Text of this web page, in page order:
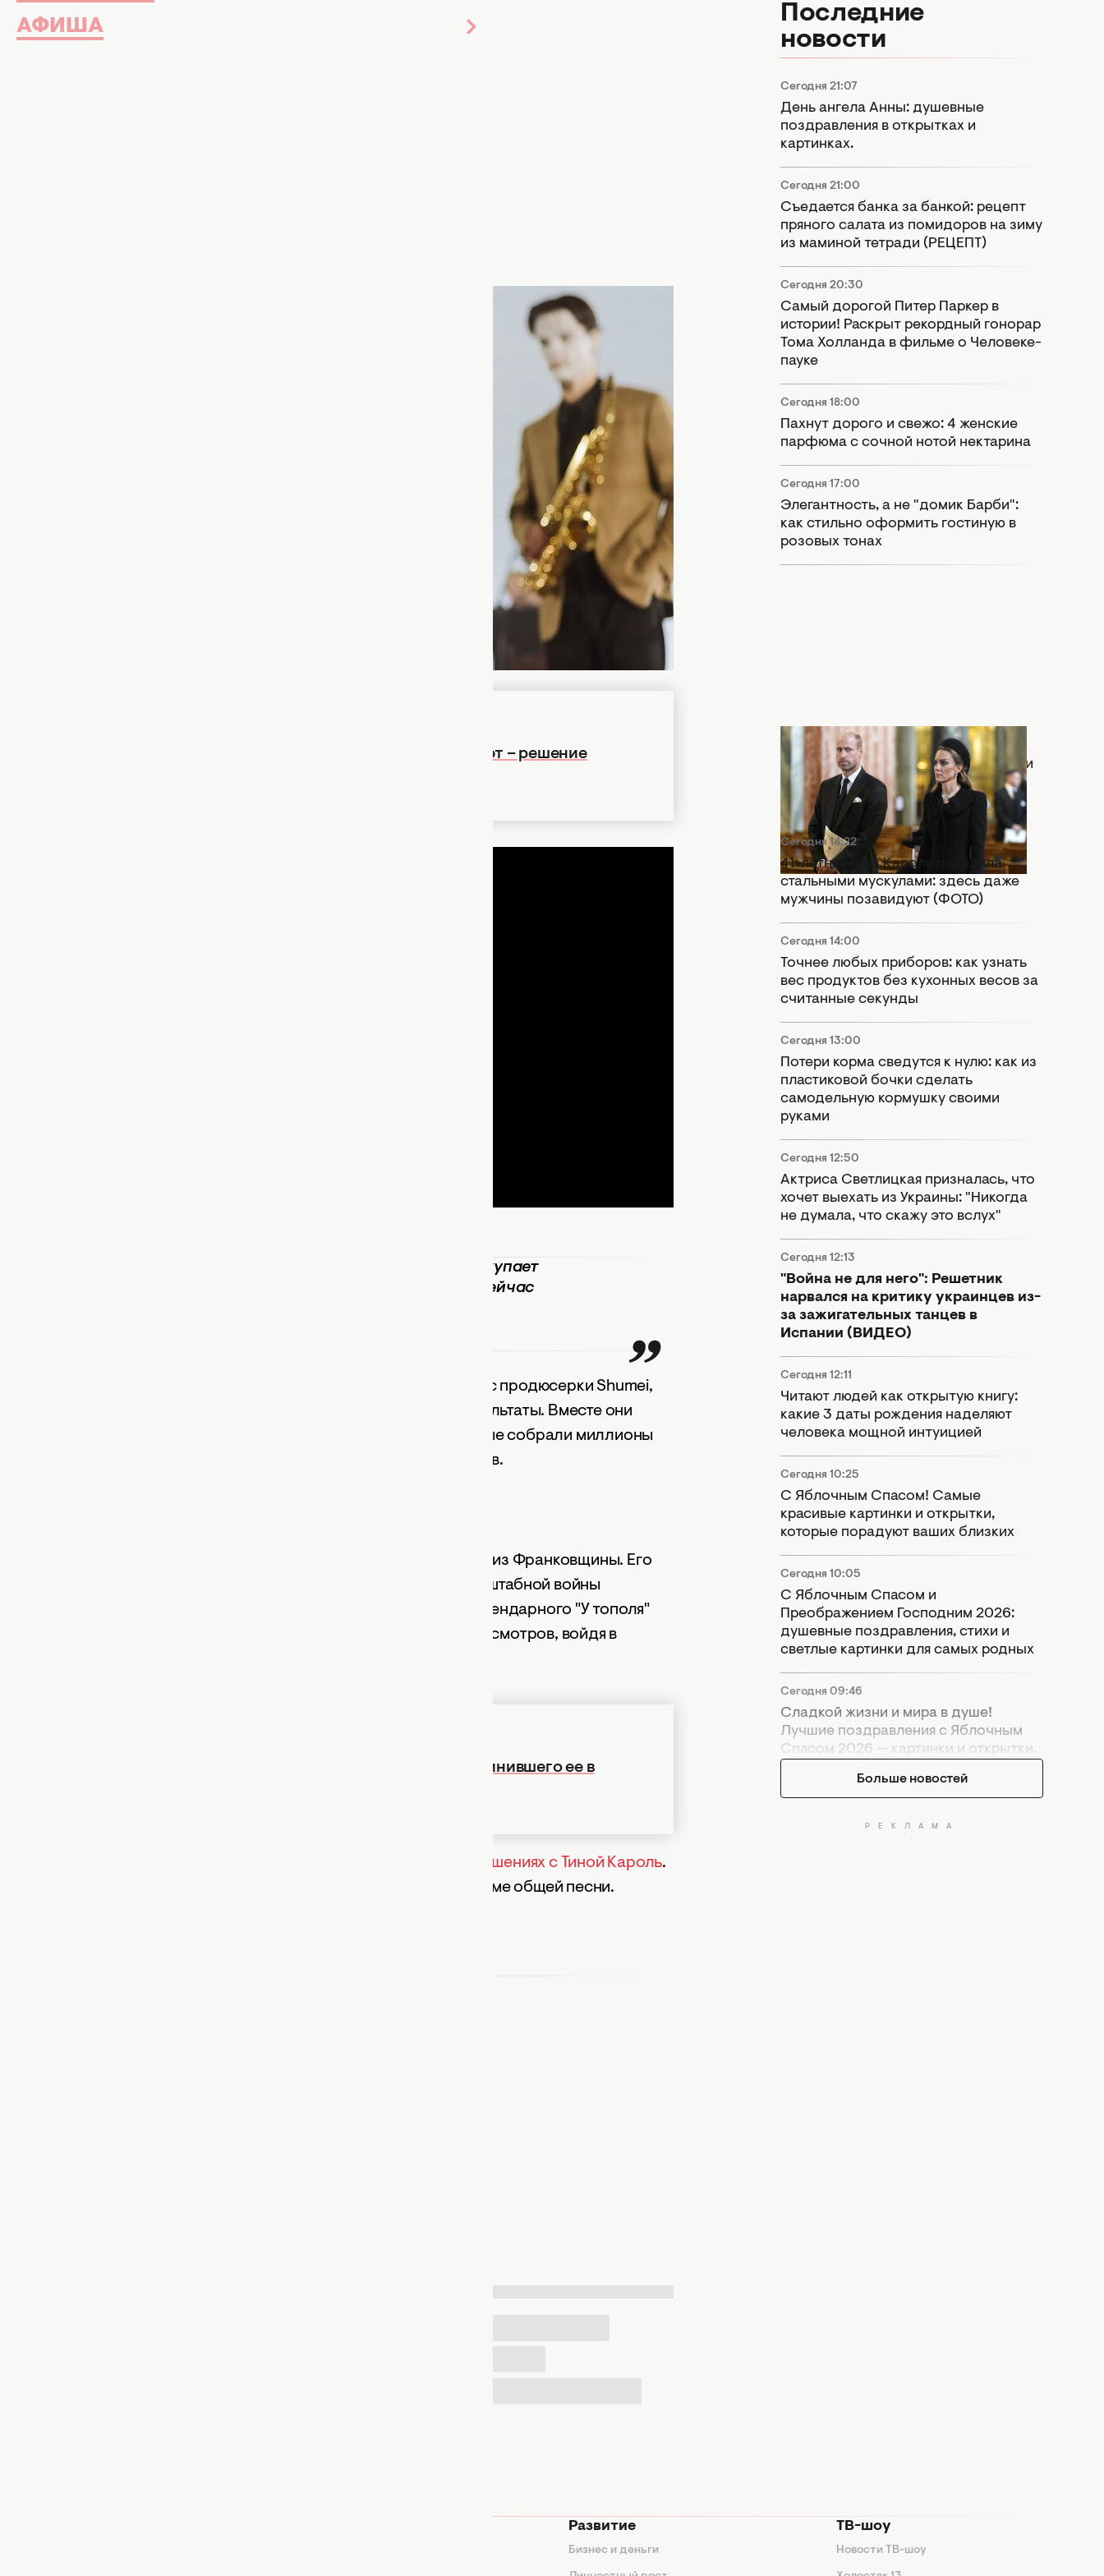
АФИША
Оказалось, что Тина Кароль тайно помогает строить карьеру молодому
рассказала, звали ее стать
давно известна не только своим сильным голосом, но и
В недавнем выпуске шоу "Больные темы" известный композитор Евгений
Рыбчинский, сын легендарного поэта-песенника Юрия Рыбчинского,
интересными деталями о сотрудничестве с Тиной Кароль. Он
рассказал, что артистка регулярно покупала у него песни для своих
подопечных. Впрочем, как отметил Евгений, в последнее время новых
Тина Кароль рассказала, с кем бы записала дуэт – решение
У меня с Тиной – чисто рабочие отношения. Она у нас покупает
некоторые песни для своих проектов, для Shumei. Она сейчас
Сама артистка официально не подтверждала статус продюсерки Shumei,
однако их сотрудничество уже дало ощутимые результаты. Вместе они
выпустили два дуэта – "Стерва" и "Колокола", которые собрали миллионы
просмотров на YouTube и стали хитами для украинцев.
Shumei, настоящее имя которого Олег Шумей, родом из Франковщины. Его
карьера стремительно взлетела в начале полномасштабной войны
благодаря авторской песне "Тревога". А перепев легендарного "У тополя"
стал настоящим символом и набрал сотни тысяч просмотров, войдя в
Тина Кароль ответила на упреки блоггера, обвинившего ее в
творческих отношениях с Тиной Кароль.
Певец раскрыл, что на самом деле их связывает, кроме общей песни.
Последние
новости
Сегодня 21:07
День ангела Анны: душевные
поздравления в открытках и
картинках.
Сегодня 21:00
Съедается банка за банкой: рецепт
пряного салата из помидоров на зиму
из маминой тетради (РЕЦЕПТ)
Сегодня 20:30
Самый дорогой Питер Паркер в
истории! Раскрыт рекордный гонорар
Тома Холланда в фильме о Человеке-
пауке
Сегодня 18:00
Пахнут дорого и свежо: 4 женские
парфюма с сочной нотой нектарина
Сегодня 17:00
Элегантность, а не "домик Барби":
как стильно оформить гостиную в
розовых тонах
Сегодня 15:55
Раскол в монархии: Кейт Миддлтон и
принц Уильям попали в громкий
скандал
Сегодня 14:22
41-летняя Тина Кароль поразила
стальными мускулами: здесь даже
мужчины позавидуют (ФОТО)
Сегодня 14:00
Точнее любых приборов: как узнать
вес продуктов без кухонных весов за
считанные секунды
Сегодня 13:00
Потери корма сведутся к нулю: как из
пластиковой бочки сделать
самодельную кормушку своими
руками
Сегодня 12:50
Актриса Светлицкая призналась, что
хочет выехать из Украины: "Никогда
не думала, что скажу это вслух"
Сегодня 12:13
"Война не для него": Решетник
нарвался на критику украинцев из-
за зажигательных танцев в
Испании (ВИДЕО)
Сегодня 12:11
Читают людей как открытую книгу:
какие 3 даты рождения наделяют
человека мощной интуицией
Сегодня 10:25
С Яблочным Спасом! Самые
красивые картинки и открытки,
которые порадуют ваших близких
Сегодня 10:05
С Яблочным Спасом и
Преображением Господним 2026:
душевные поздравления, стихи и
светлые картинки для самых родных
Сегодня 09:46
Сладкой жизни и мира в душе!
Лучшие поздравления с Яблочным
Спасом 2026 — картинки и открытки.
Больше новостей
Развитие
Бизнес и деньги
ТВ-шоу
Новости ТВ-шоу